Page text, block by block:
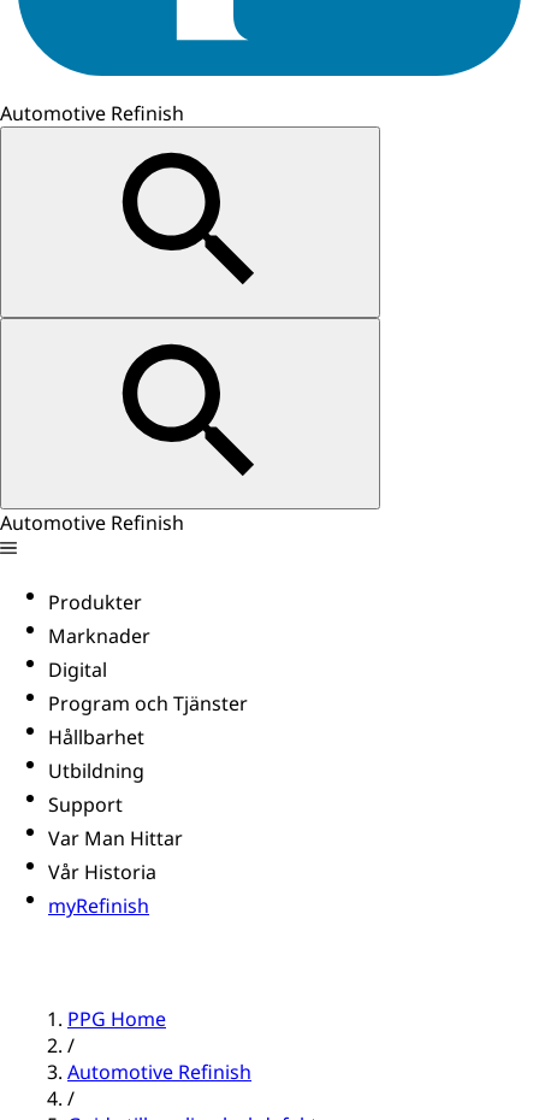
Automotive Refinish
Automotive Refinish
Produkter
Marknader
Digital
Program och Tjänster
Hållbarhet
Utbildning
Support
Var Man Hittar
Vår Historia
myRefinish
PPG Home
/
Automotive Refinish
/